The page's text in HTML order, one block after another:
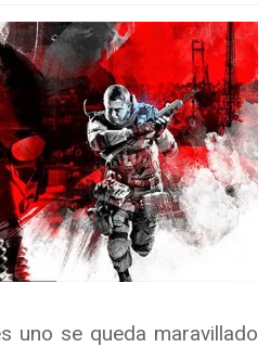
uno se queda maravillado